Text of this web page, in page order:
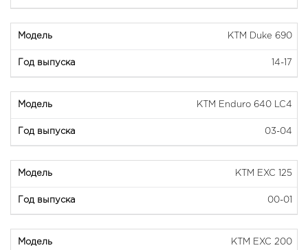
KTM Duke 690
14-17
KTM Enduro 640 LC4
03-04
KTM EXC 125
00-01
KTM EXC 200